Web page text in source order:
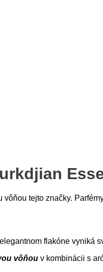
vôňou tejto značky.
flakóne vyniká
vôňou v kombinácii s